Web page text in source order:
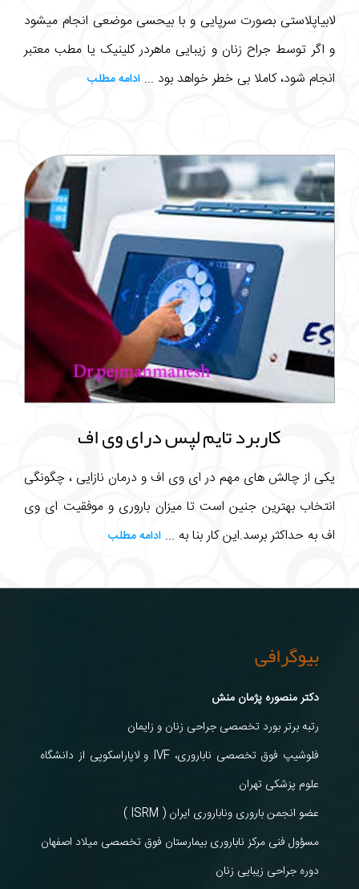
لابیاپلاستی بصورت سرپایی و با بیحسی موضعی انجام میشود
و اگر توسط جراح زنان و زیبایی ماهردر کلینیک یا مطب معتبر
انجام شود، کاملا بی خطر خواهد بود ... ادامه مطلب
کاربرد تایم لپس درای وی اف
یکی از چالش های مهم در ای وی اف و درمان نازایی ، چگونگی
انتخاب بهترین جنین است تا میزان باروری و موفقیت ای وی
اف به حداکثر برسد.این کار بنا به ... ادامه مطلب
بیوگرافی
دکتر منصوره پژمان منش
رتبه برتر بورد تخصصی جراحی زنان و زایمان
فلوشیپ فوق تخصصی ناباروری، IVF و لاپاراسکوپی از دانشگاه
علوم پزشکی تهران
عضو انجمن باروری وناباروری ایران ( ISRM )
مسؤول فنی مرکز ناباروری بیمارستان فوق تخصصی میلاد اصفهان
دوره جراحی زیبایی زنان